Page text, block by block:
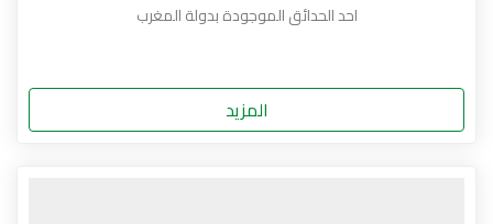
احد الحدائق الموجودة بدولة المغرب
المزيد